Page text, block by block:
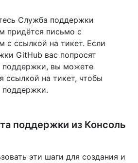
Служба поддержки
придётся письмо с
с ссылкой на тикет. Если
GitHub вас попросят
поддержки, вы можете
ссылкой на тикет, чтобы
поддержки.
поддержки из Консоль
эти шаги для создания и